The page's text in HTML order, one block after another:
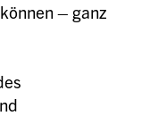
– ganz